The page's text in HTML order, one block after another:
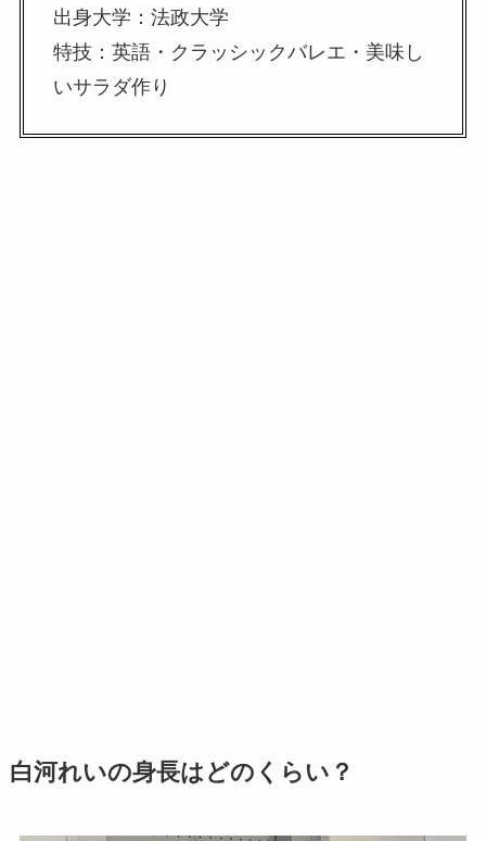
出身大学：法政大学
特技：英語・クラッシックバレエ・美味し
いサラダ作り
白河れいの身長はどのくらい？